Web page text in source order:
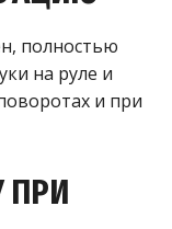
полностью
на руле и
и при
ПРИ